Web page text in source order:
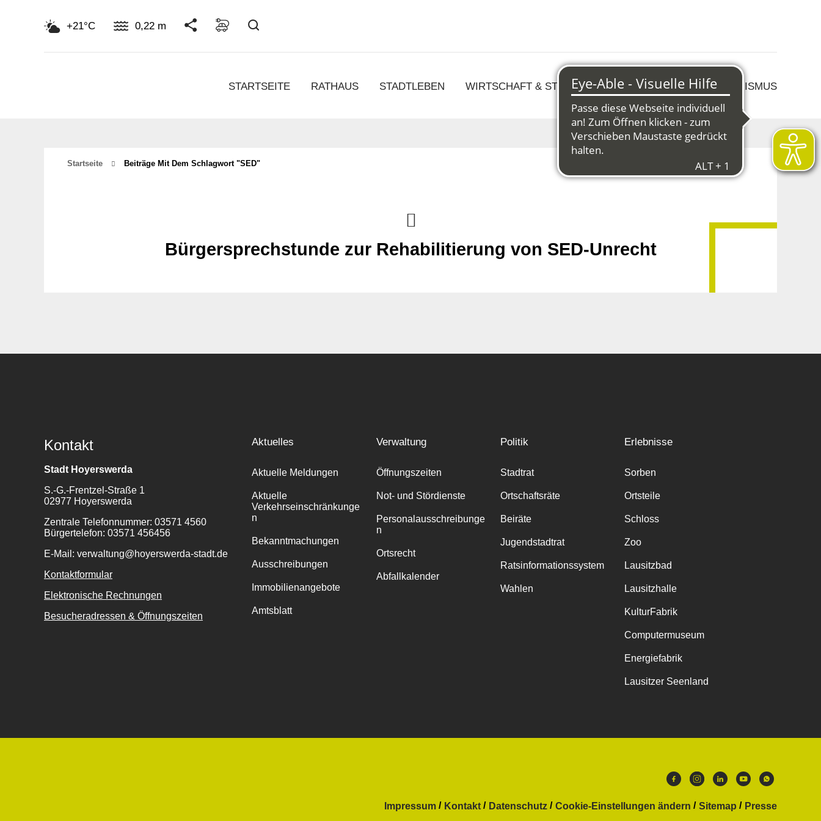
+21°C 0,22 m
STARTSEITE RATHAUS STADTLEBEN WIRTSCHAFT & STRUKTURWANDEL KULTUR & TOURISMUS
Startseite Beiträge Mit Dem Schlagwort "SED"
Bürgersprechstunde zur Rehabilitierung von SED-Unrecht
Kontakt
Stadt Hoyerswerda
S.-G.-Frentzel-Straße 1
02977 Hoyerswerda
Zentrale Telefonnummer: 03571 4560
Bürgertelefon: 03571 456456
E-Mail: verwaltung@hoyerswerda-stadt.de
Kontaktformular
Elektronische Rechnungen
Besucheradressen & Öffnungszeiten
Aktuelles
Aktuelle Meldungen
Aktuelle
Verkehrseinschränkunge
n
Bekanntmachungen
Ausschreibungen
Immobilienangebote
Amtsblatt
Verwaltung
Öffnungszeiten
Not- und Stördienste
Personalausschreibunge
n
Ortsrecht
Abfallkalender
Politik
Stadtrat
Ortschaftsräte
Beiräte
Jugendstadtrat
Ratsinformationssystem
Wahlen
Erlebnisse
Sorben
Ortsteile
Schloss
Zoo
Lausitzbad
Lausitzhalle
KulturFabrik
Computermuseum
Energiefabrik
Lausitzer Seenland
Impressum Kontakt Datenschutz Cookie-Einstellungen ändern Sitemap
Presse